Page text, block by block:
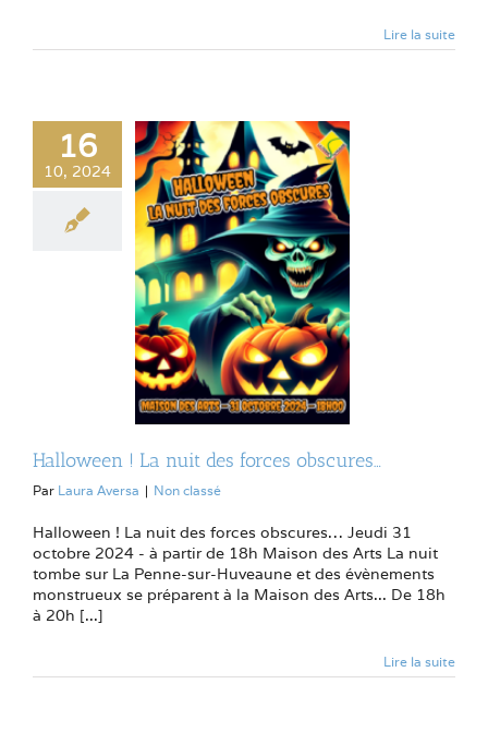
Lire la suite
16
10, 2024
Halloween ! La nuit des forces obscures…
Par Laura Aversa | Non classé
Halloween ! La nuit des forces obscures… Jeudi 31
octobre 2024 - à partir de 18h Maison des Arts La nuit
tombe sur La Penne-sur-Huveaune et des évènements
monstrueux se préparent à la Maison des Arts... De 18h
à 20h [...]
Lire la suite